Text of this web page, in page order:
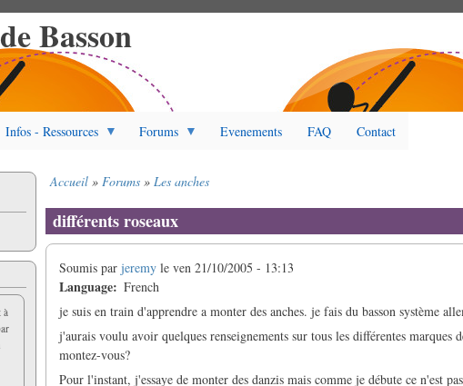
Basson
Infos - Ressources Forums Evenements FAQ Contact
d'Ariane
Accueil Forums Les anches
différents roseaux
Soumis parjeremy leven 21/10/2005 - 13:13
Language
French
je suis en train d'apprendre a monter des anches. je fais du basson système
j'aurais voulu avoir quelques renseignements sur tous les différentes marques
montez-vous?
Pour l'instant, j'essaye de monter des danzis mais comme je débute ce n'est
à